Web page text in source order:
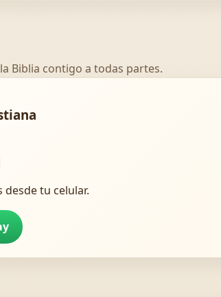
Biblia contigo a todas partes.
desde tu celular.